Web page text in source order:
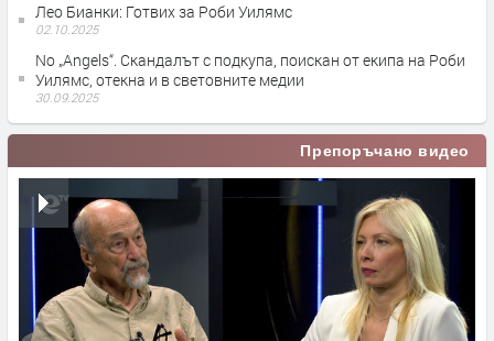
Лео Бианки: Готвих за Роби Уилямс
02.10.2025
No „Angels“. Скандалът с подкупа, поискан от екипа на Роби
Уилямс, отекна и в световните медии
30.09.2025
Препоръчано видео